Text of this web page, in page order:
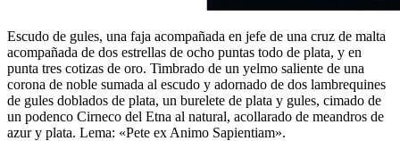
Escudo de gules, una faja acompañada en jefe de una cruz de malta
acompañada de dos estrellas de ocho puntas todo de plata, y en
punta tres cotizas de oro. Timbrado de un yelmo saliente de una
corona de noble sumada al escudo y adornado de dos lambrequines
de gules doblados de plata, un burelete de plata y gules, cimado de
un podenco Cirneco del Etna al natural, acollarado de meandros de
azur y plata. Lema: «Pete ex Animo Sapientiam».